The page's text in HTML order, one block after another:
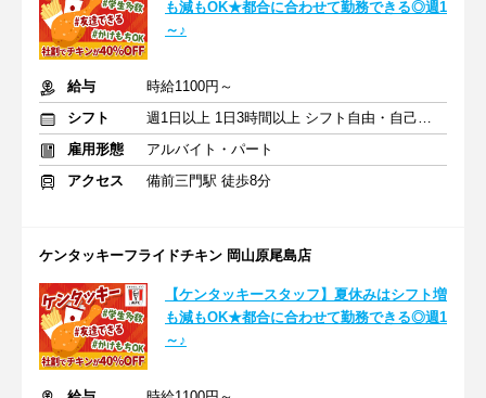
も減もOK★都合に合わせて勤務できる◎週1
～♪
給与
時給1100円～
シフト
週1日以上 1日3時間以上 シフト自由・自己申告
雇用形態
アルバイト・パート
アクセス
備前三門駅 徒歩8分
ケンタッキーフライドチキン 岡山原尾島店
【ケンタッキースタッフ】夏休みはシフト増
も減もOK★都合に合わせて勤務できる◎週1
～♪